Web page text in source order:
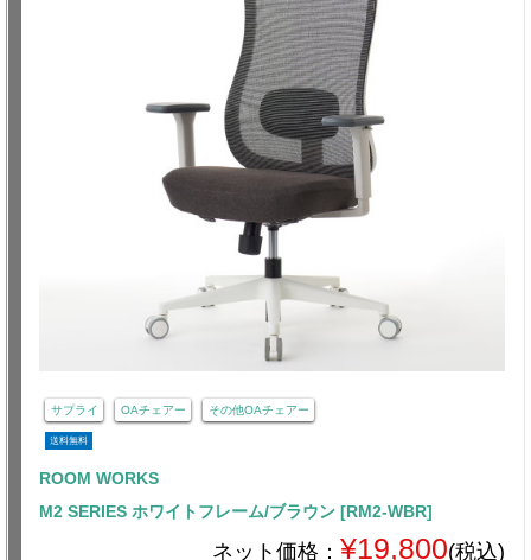
サプライ OAチェアー その他OAチェアー
送料無料
ROOM WORKS
M2 SERIES ホワイトフレーム/ブラウン [RM2-WBR]
ネット価格： ¥19,800(税込)